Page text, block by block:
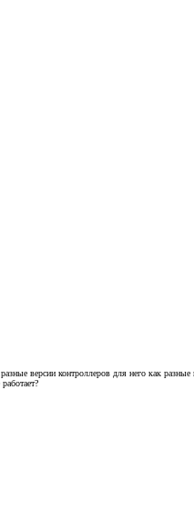
версии контроллеров для него как